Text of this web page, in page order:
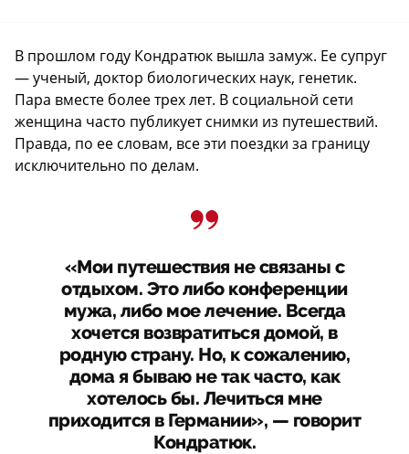
В прошлом году Кондратюк вышла замуж. Ее супруг
— ученый, доктор биологических наук, генетик.
Пара вместе более трех лет. В социальной сети
женщина часто публикует снимки из путешествий.
Правда, по ее словам, все эти поездки за границу
исключительно по делам.
«Мои путешествия не связаны с
отдыхом. Это либо конференции
мужа, либо мое лечение. Всегда
хочется возвратиться домой, в
родную страну. Но, к сожалению,
дома я бываю не так часто, как
хотелось бы. Лечиться мне
приходится в Германии», — говорит
Кондратюк.